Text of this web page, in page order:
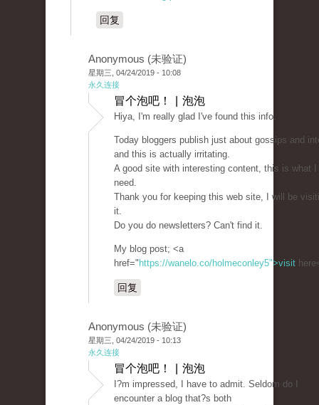
回复
Anonymous (未验证)
星期三, 04/24/2019 - 10:08
永久连接
冒个泡吧！ | 泡泡
Hiya, I'm really glad I've found this info.
Today bloggers publish just about gossips and
and this is actually irritating.
A good site with interesting content, this is what I
need.
Thank you for keeping this web site, I will be
it.
Do you do newsletters? Can't find it.
My blog post; <a
href=" https://wanelo.co/holmeconley5">visit
回复
Anonymous (未验证)
星期三, 04/24/2019 - 10:13
永久连接
冒个泡吧！ | 泡泡
I?m impressed, I have to admit. Seldom do I
encounter a blog that?s both